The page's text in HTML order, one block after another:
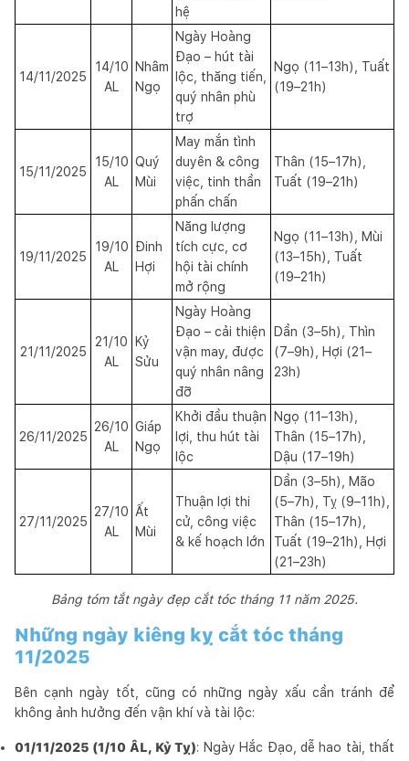
hệ
14/11/2025
14/10
AL
Nhâm
Ngọ
Ngày Hoàng
Đạo – hút tài
lộc, thăng tiến,
quý nhân phù
trợ
Ngọ (11–13h), Tuất
(19–21h)
15/11/2025
15/10
AL
Quý
Mùi
May mắn tình
duyên & công
việc, tinh thần
phấn chấn
Thân (15–17h),
Tuất (19–21h)
19/11/2025
19/10
AL
Đinh
Hợi
Năng lượng
tích cực, cơ
hội tài chính
mở rộng
Ngọ (11–13h), Mùi
(13–15h), Tuất
(19–21h)
21/11/2025
21/10
AL
Kỷ
Sửu
Ngày Hoàng
Đạo – cải thiện
vận may, được
quý nhân nâng
đỡ
Dần (3–5h), Thìn
(7–9h), Hợi (21–
23h)
26/11/2025
26/10
AL
Giáp
Ngọ
Khởi đầu thuận
lợi, thu hút tài
lộc
Ngọ (11–13h),
Thân (15–17h),
Dậu (17–19h)
27/11/2025
27/10
AL
Ất
Mùi
Thuận lợi thi
cử, công việc
& kế hoạch lớn
Dần (3–5h), Mão
(5–7h), Tỵ (9–11h),
Thân (15–17h),
Tuất (19–21h), Hợi
(21–23h)
Bảng tóm tắt ngày đẹp cắt tóc tháng 11 năm 2025.
Những ngày kiêng kỵ cắt tóc tháng
11/2025
Bên cạnh ngày tốt, cũng có những ngày xấu cần tránh để
không ảnh hưởng đến vận khí và tài lộc:
01/11/2025 (1/10 ÂL, Kỷ Tỵ): Ngày Hắc Đạo, dễ hao tài, thất